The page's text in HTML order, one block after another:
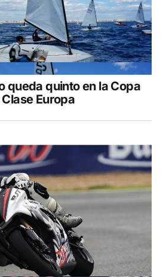
queda quinto en la Copa
Europa